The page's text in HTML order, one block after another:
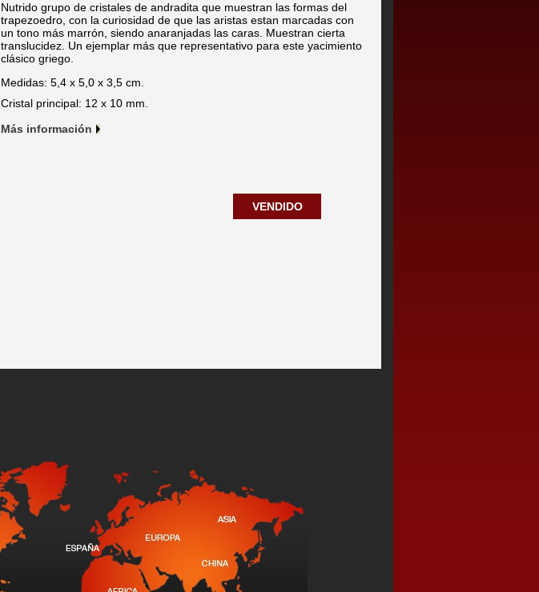
Nutrido grupo de cristales de andradita que muestran las formas del
trapezoedro, con la curiosidad de que las aristas estan marcadas con
un tono más marrón, siendo anaranjadas las caras. Muestran cierta
translucidez. Un ejemplar más que representativo para este yacimiento
clásico griego.
Medidas: 5,4 x 5,0 x 3,5 cm.
Cristal principal: 12 x 10 mm.
Más información
VENDIDO